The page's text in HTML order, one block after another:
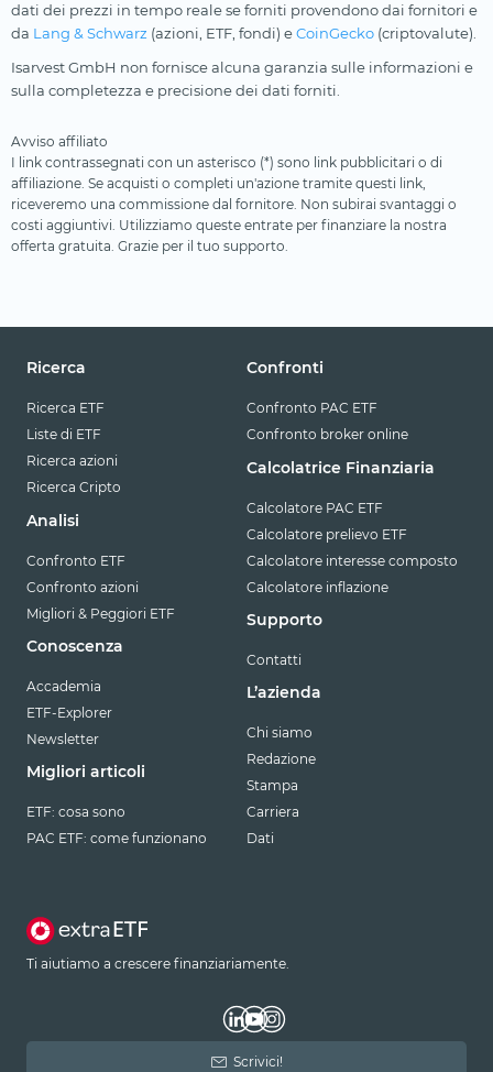
dati dei prezzi in tempo reale se forniti provendono dai fornitori e
da Lang & Schwarz (azioni, ETF, fondi) eCoinGecko (criptovalute).
Isarvest GmbH non fornisce alcuna garanzia sulle informazioni e
sulla completezza e precisione dei dati forniti.
Avviso affiliato
I link contrassegnati con un asterisco (*) sono link pubblicitari o di
affiliazione. Se acquisti o completi un'azione tramite questi link,
riceveremo una commissione dal fornitore. Non subirai svantaggi o
costi aggiuntivi. Utilizziamo queste entrate per finanziare la nostra
offerta gratuita. Grazie per il tuo supporto.
Ricerca
Ricerca ETF
Liste di ETF
Ricerca azioni
Ricerca Cripto
Analisi
Confronto ETF
Confronto azioni
Migliori & Peggiori ETF
Conoscenza
Accademia
ETF-Explorer
Newsletter
Migliori articoli
ETF: cosa sono
PAC ETF: come funzionano
Confronti
Confronto PAC ETF
Confronto broker online
Calcolatrice Finanziaria
Calcolatore PAC ETF
Calcolatore prelievo ETF
Calcolatore interesse composto
Calcolatore inflazione
Supporto
Contatti
L’azienda
Chi siamo
Redazione
Stampa
Carriera
Dati
Ti aiutiamo a crescere finanziariamente.
Scrivici!